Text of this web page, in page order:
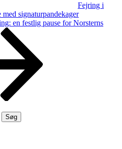
Fejring i
signaturpandekager
en festlig pause for Norsterns
Søg